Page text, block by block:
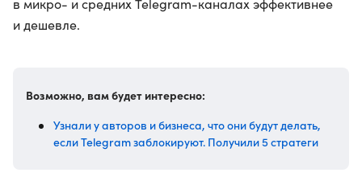
в микро- и средних Telegram-каналах эффективнее
и дешевле.
Возможно, вам будет интересно:
Узнали у авторов и бизнеса, что они будут делать,
если Telegram заблокируют. Получили 5 стратеги